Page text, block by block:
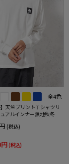
全4色
】天竺プリントＴシャツリ
アルインナー無地秋冬
(税込)
(税込)